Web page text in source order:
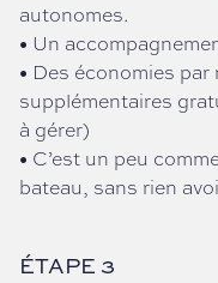
autonomes.
• Un
• Des économies
supplémentaires
à gérer)
• C’est un peu
bateau, sans rien
ÉTAPE 3